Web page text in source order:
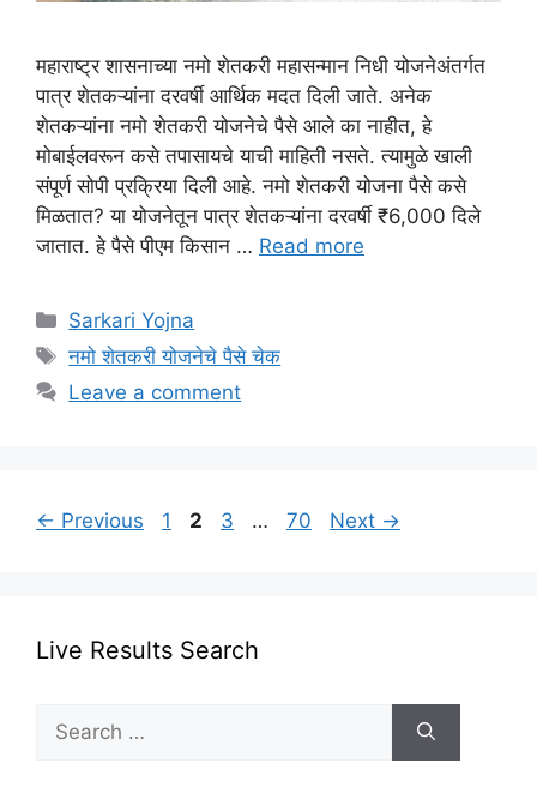
महाराष्ट्र शासनाच्या नमो शेतकरी महासन्मान निधी योजनेअंतर्गत
पात्र शेतकऱ्यांना दरवर्षी आर्थिक मदत दिली जाते. अनेक
शेतकऱ्यांना नमो शेतकरी योजनेचे पैसे आले का नाहीत, हे
मोबाईलवरून कसे तपासायचे याची माहिती नसते. त्यामुळे खाली
संपूर्ण सोपी प्रक्रिया दिली आहे. नमो शेतकरी योजना पैसे कसे
मिळतात? या योजनेतून पात्र शेतकऱ्यांना दरवर्षी ₹6,000 दिले
जातात. हे पैसे पीएम किसान … Read more
Categories
Sarkari Yojna
Tags
नमो शेतकरी योजनेचे पैसे चेक
Leave a comment
← Previous Page
1 Page
2 Page
3 … Page
70 Next →
Live Results Search
for: